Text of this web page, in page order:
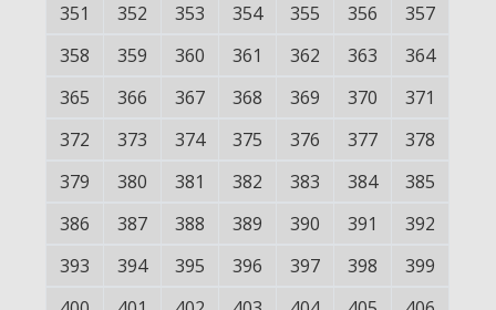
351
352 353 354 355 356
357
358
359 360 361 362 363
364
365
366 367 368 369 370
371
372
373 374 375 376 377
378
379
380 381 382 383 384
385
386
387 388 389 390 391
392
393
394 395 396 397 398
399